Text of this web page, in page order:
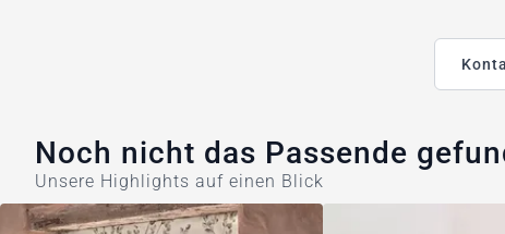
Noch nicht das Passende
Unsere Highlights auf einen Blick